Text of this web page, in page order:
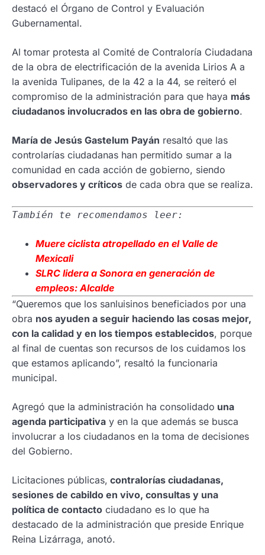
destacó el Órgano de Control y Evaluación
Gubernamental.
Al tomar protesta al Comité de Contraloría Ciudadana
de la obra de electrificación de la avenida Lirios A a
la avenida Tulipanes, de la 42 a la 44, se reiteró el
compromiso de la administración para que haya más
ciudadanos involucrados en las obra de gobierno.
María de Jesús Gastelum Payán resaltó que las
controlarías ciudadanas han permitido sumar a la
comunidad en cada acción de gobierno, siendo
observadores y críticos de cada obra que se realiza.
También te recomendamos leer:
Muere ciclista atropellado en el Valle de
Mexicali
SLRC lidera a Sonora en generación de
empleos: Alcalde
“Queremos que los sanluisinos beneficiados por una
obra nos ayuden a seguir haciendo las cosas mejor,
con la calidad y en los tiempos establecidos, porque
al final de cuentas son recursos de los cuidamos los
que estamos aplicando”, resaltó la funcionaria
municipal.
Agregó que la administración ha consolidado una
agenda participativa y en la que además se busca
involucrar a los ciudadanos en la toma de decisiones
del Gobierno.
Licitaciones públicas, contralorías ciudadanas,
sesiones de cabildo en vivo, consultas y una
política de contacto ciudadano es lo que ha
destacado de la administración que preside Enrique
Reina Lizárraga, anotó.